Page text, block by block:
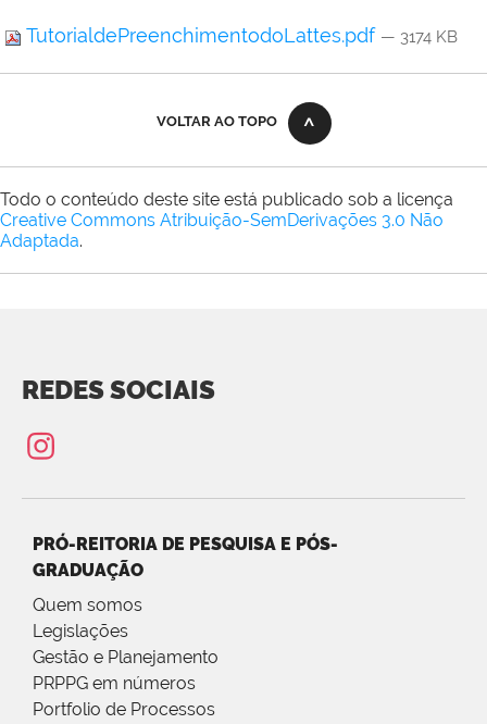
TutorialdePreenchimentodoLattes.pdf — 3174 KB
VOLTAR AO TOPO
Todo o conteúdo deste site está publicado sob a licença
Creative Commons Atribuição-SemDerivações 3.0 Não
Adaptada.
REDES SOCIAIS
PRÓ-REITORIA DE PESQUISA E PÓS-
GRADUAÇÃO
Quem somos
Legislações
Gestão e Planejamento
PRPPG em números
Portfolio de Processos